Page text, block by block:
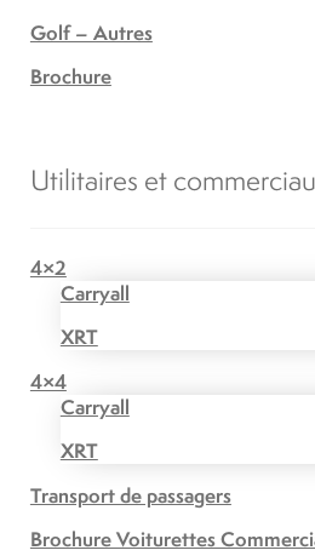
Golf – Autres
Brochure
Utilitaires et
4×2
Carryall
XRT
4×4
Carryall
XRT
Transport de passagers
Brochure Voiturettes